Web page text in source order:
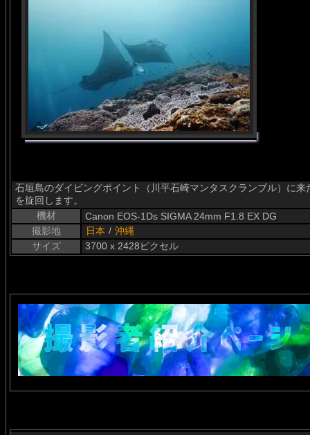
石垣島のダイビングポイント（川平石崎マンタスクランブル）に
を旋回します。
機材
Canon EOS-1Ds SIGMA 24mm F1.8 EX DG
撮影地
日本 / 沖縄
サイズ
3700 x 2428ピクセル